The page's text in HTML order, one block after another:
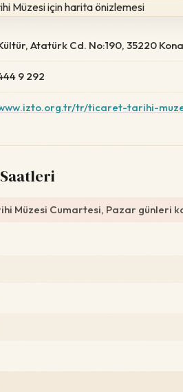
Atatürk Cd. No:190, 35220
9 292
tr/ticaret-tarihi-
Müzesi Cumartesi, Pazar günleri